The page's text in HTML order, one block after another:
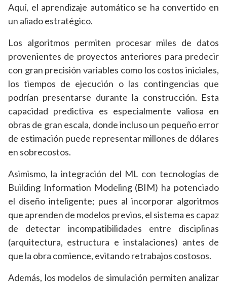
Aquí, el aprendizaje automático se ha convertido en
un aliado estratégico.
Los algoritmos permiten procesar miles de datos
provenientes de proyectos anteriores para predecir
con gran precisión variables como los costos iniciales,
los tiempos de ejecución o las contingencias que
podrían presentarse durante la construcción. Esta
capacidad predictiva es especialmente valiosa en
obras de gran escala, donde incluso un pequeño error
de estimación puede representar millones de dólares
en sobrecostos.
Asimismo, la integración del ML con tecnologías de
Building Information Modeling (BIM) ha potenciado
el diseño inteligente; pues al incorporar algoritmos
que aprenden de modelos previos, el sistema es capaz
de detectar incompatibilidades entre disciplinas
(arquitectura, estructura e instalaciones) antes de
que la obra comience, evitando retrabajos costosos.
Además, los modelos de simulación permiten analizar